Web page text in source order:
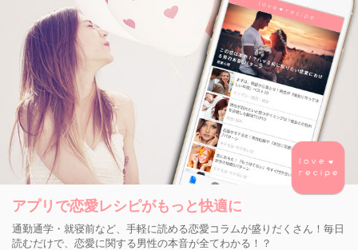
アプリで恋愛レシピがもっと快適に
通勤通学・就寝前など、手軽に読める恋愛コラムが盛りだくさん！毎日
読むだけで、恋愛に関する男性の本音が全てわかる！？